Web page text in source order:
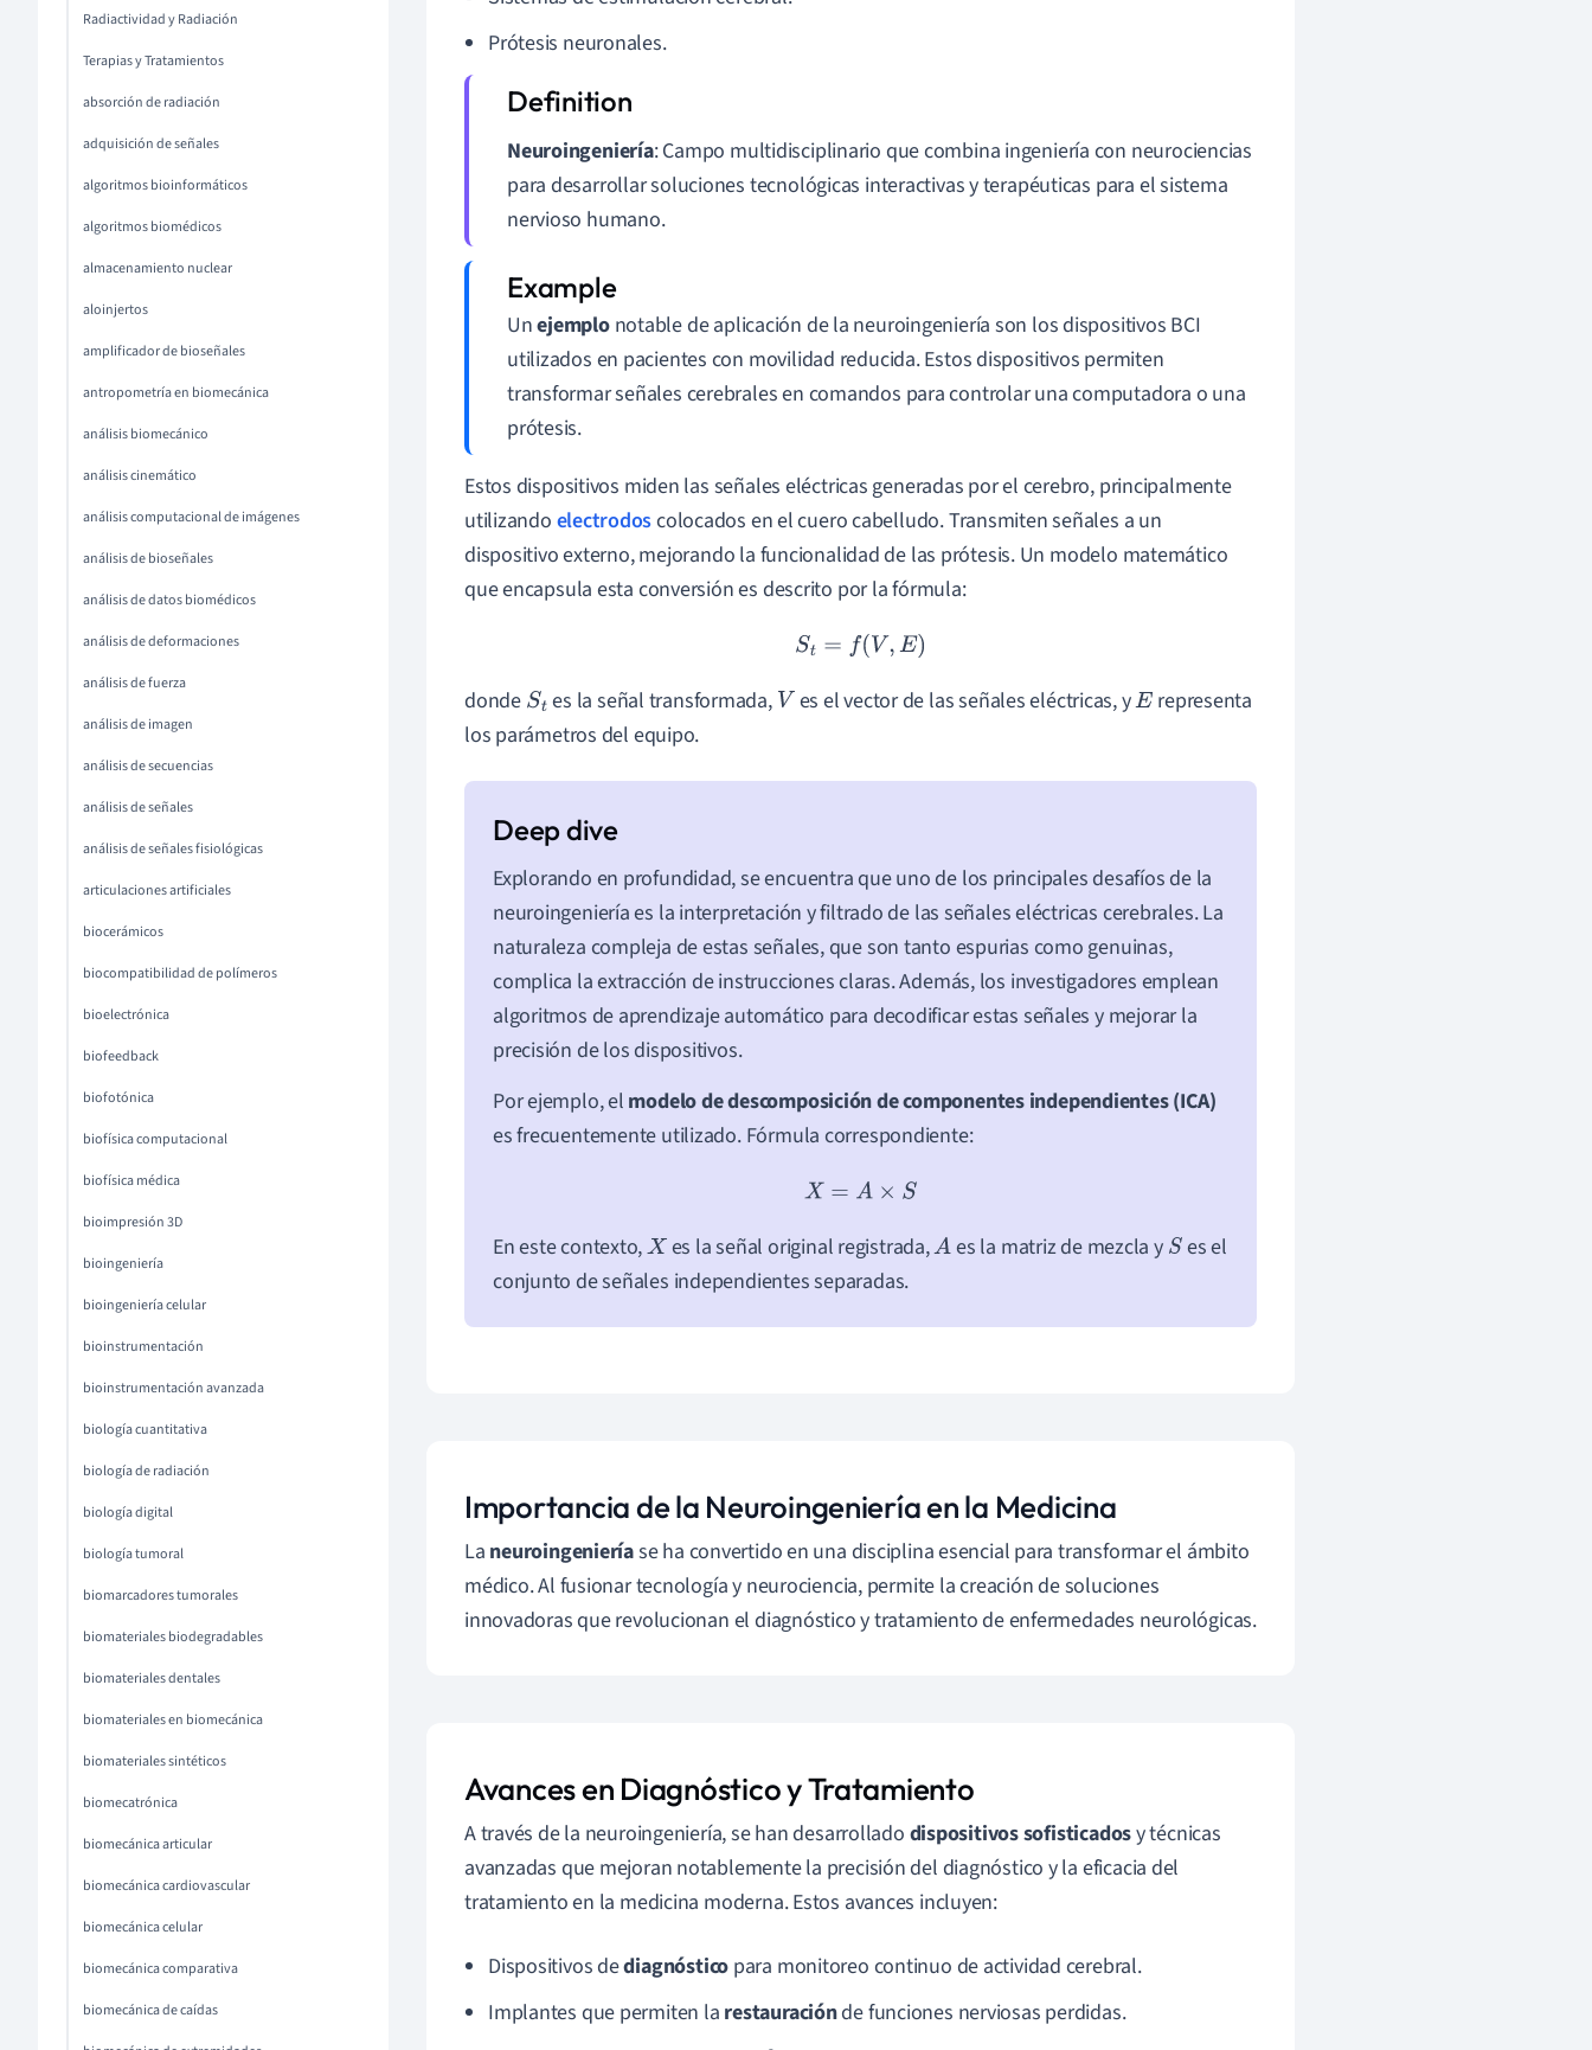
Radiactividad y Radiación
Terapias y Tratamientos
absorción de radiación
adquisición de señales
algoritmos bioinformáticos
algoritmos biomédicos
almacenamiento nuclear
aloinjertos
amplificador de bioseñales
antropometría en biomecánica
análisis biomecánico
análisis cinemático
análisis computacional de imágenes
análisis de bioseñales
análisis de datos biomédicos
análisis de deformaciones
análisis de fuerza
análisis de imagen
análisis de secuencias
análisis de señales
análisis de señales fisiológicas
articulaciones artificiales
biocerámicos
biocompatibilidad de polímeros
bioelectrónica
biofeedback
biofotónica
biofísica computacional
biofísica médica
bioimpresión 3D
bioingeniería
bioingeniería celular
bioinstrumentación
bioinstrumentación avanzada
biología cuantitativa
biología de radiación
biología digital
biología tumoral
biomarcadores tumorales
biomateriales biodegradables
biomateriales dentales
biomateriales en biomecánica
biomateriales sintéticos
biomecatrónica
biomecánica articular
biomecánica cardiovascular
biomecánica celular
biomecánica comparativa
biomecánica de caídas
Prótesis neuronales.
Neuroingeniería: Campo multidisciplinario que combina ingeniería con neurociencias
para desarrollar soluciones tecnológicas interactivas y terapéuticas para el sistema
nervioso humano.
Unejemplonotable de aplicación de la neuroingeniería son los dispositivos BCI
utilizados en pacientes con movilidad reducida. Estos dispositivos permiten
transformar señales cerebrales en comandos para controlar una computadora o una
prótesis.
Estos dispositivos miden las señales eléctricas generadas por el cerebro, principalmente
utilizando electrodoscolocados en el cuero cabelludo. Transmiten señales a un
dispositivo externo, mejorando la funcionalidad de las prótesis. Un modelo matemático
que encapsula esta conversión es descrito por la fórmula:
St =f(V,E)
donde St es la señal transformada, V es el vector de las señales eléctricas, yE representa
los parámetros del equipo.
Explorando en profundidad, se encuentra que uno de los principales desafíos de la
neuroingeniería es la interpretación y filtrado de las señales eléctricas cerebrales. La
naturaleza compleja de estas señales, que son tanto espurias como genuinas,
complica la extracción de instrucciones claras. Además, los investigadores emplean
algoritmos de aprendizaje automático para decodificar estas señales y mejorar la
precisión de los dispositivos.
Por ejemplo, el modelo de descomposición de componentes independientes (ICA)
es frecuentemente utilizado. Fórmula correspondiente:
X= A× S
En este contexto,X es la señal original registrada,A es la matriz de mezcla y S es el
conjunto de señales independientes separadas.
Importancia de la Neuroingeniería en la Medicina
La neuroingenieríase ha convertido en una disciplina esencial para transformar el ámbito
médico. Al fusionar tecnología y neurociencia, permite la creación de soluciones
innovadoras que revolucionan el diagnóstico y tratamiento de enfermedades neurológicas.
Avances en Diagnóstico y Tratamiento
A través de la neuroingeniería, se han desarrollado dispositivos sofisticadosy técnicas
avanzadas que mejoran notablemente la precisión del diagnóstico y la eficacia del
tratamiento en la medicina moderna. Estos avances incluyen:
Dispositivos dediagnóstico para monitoreo continuo de actividad cerebral.
Implantes que permiten la restauraciónde funciones nerviosas perdidas.